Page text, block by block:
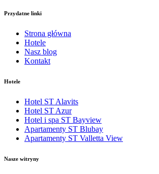
Przydatne linki
Strona główna
Hotele
Nasz blog
Kontakt
Hotele
Hotel ST Alavits
Hotel ST Azur
Hotel i spa ST Bayview
Apartamenty ST Blubay
Apartamenty ST Valletta View
Nasze witryny